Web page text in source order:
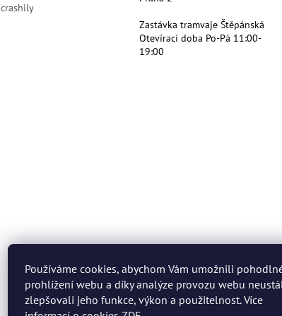
Používáme cookies, abychom Vám umožnili
prohlížení webu a díky analýze provozu webu
zlepšovali jeho funkce, výkon a použitelnost. Více
crashily
Zastávka tramvaje Štěpánská
Otevírací doba Po-Pá 11:00-
19:00